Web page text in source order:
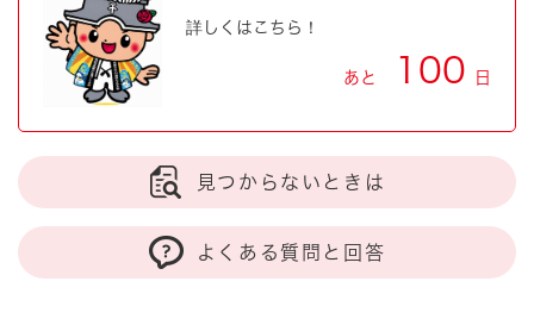
詳しくはこちら！
あと 100 日
見つからないときは
よくある質問と回答